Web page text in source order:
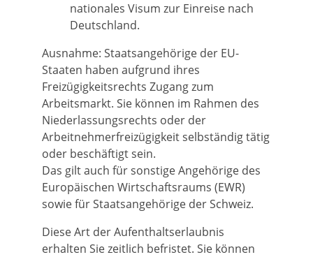
nationales Visum zur Einreise nach
Deutschland.
Ausnahme: Staatsangehörige der EU-
Staaten haben aufgrund ihres
Freizügigkeitsrechts Zugang zum
Arbeitsmarkt. Sie können im Rahmen des
Niederlassungsrechts oder der
Arbeitnehmerfreizügigkeit selbständig tätig
oder beschäftigt sein.
Das gilt auch für sonstige Angehörige des
Europäischen Wirtschaftsraums (EWR)
sowie für Staatsangehörige der Schweiz.
Diese Art der Aufenthaltserlaubnis
erhalten Sie zeitlich befristet. Sie können